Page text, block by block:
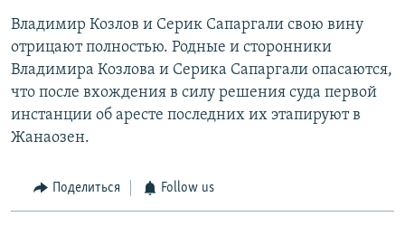
Владимир Козлов и Серик Сапаргали свою вину
отрицают полностью. Родные и сторонники
Владимира Козлова и Серика Сапаргали опасаются,
что после вхождения в силу решения суда первой
инстанции об аресте последних их этапируют в
Жанаозен.
Поделиться Follow us